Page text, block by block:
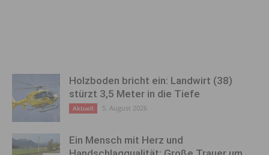
Holzboden bricht ein: Landwirt (38)
stürzt 3,5 Meter in die Tiefe
Aktuell 5. August 2026
Ein Mensch mit Herz und